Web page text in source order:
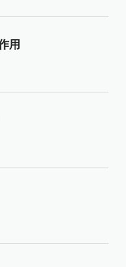
用